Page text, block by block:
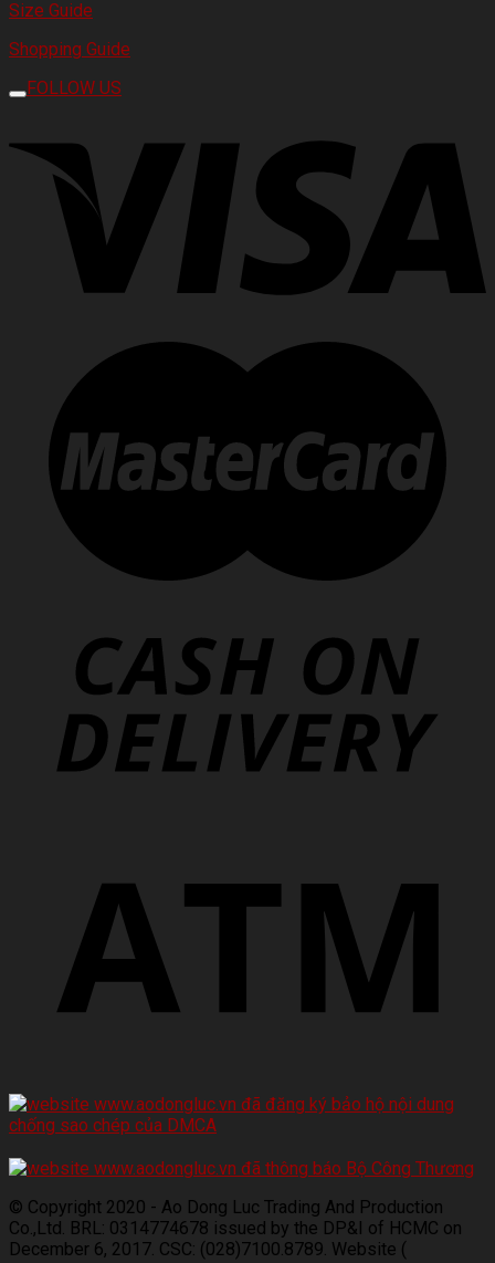
Size Guide
Shopping Guide
FOLLOW US
© Copyright 2020 - Ao Dong Luc Trading And Production
Co.,Ltd. BRL: 0314774678 issued by the DP&I of HCMC on
December 6, 2017. CSC: (028)7100.8789. Website (